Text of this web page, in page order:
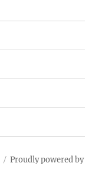
Proudly powered by